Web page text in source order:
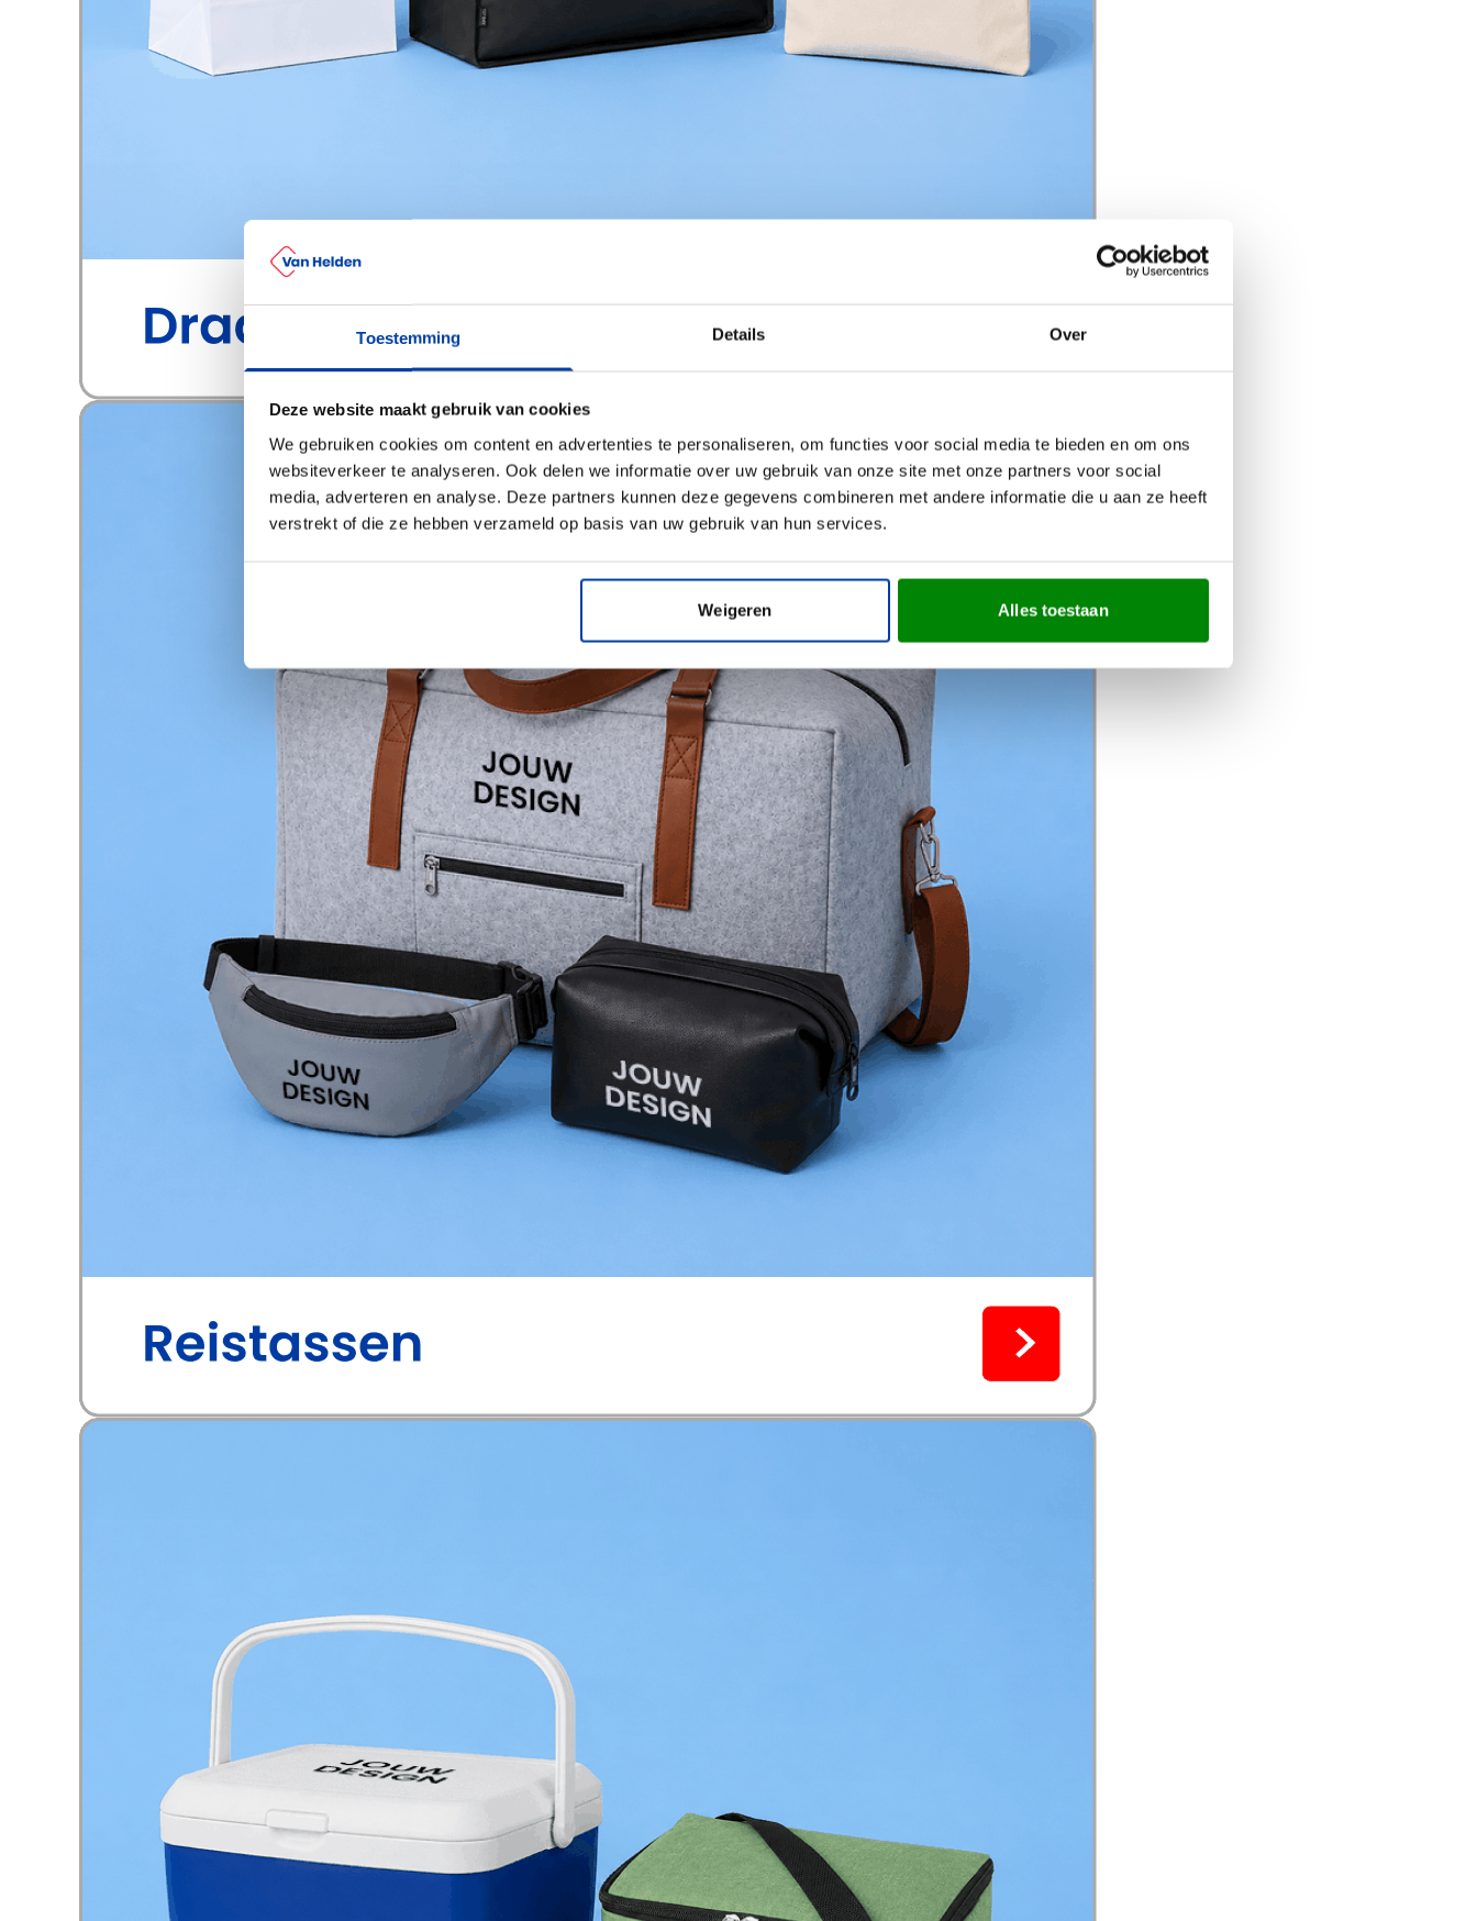
Toestemming Details Over
Deze website maakt gebruik van cookies
We gebruiken cookies om content en advertenties te personaliseren, om functies voor social media te bieden en om ons
websiteverkeer te analyseren. Ook delen we informatie over uw gebruik van onze site met onze partners voor social
media, adverteren en analyse. Deze partners kunnen deze gegevens combineren met andere informatie die u aan ze heeft
verstrekt of die ze hebben verzameld op basis van uw gebruik van hun services.
Weigeren Alles toestaan